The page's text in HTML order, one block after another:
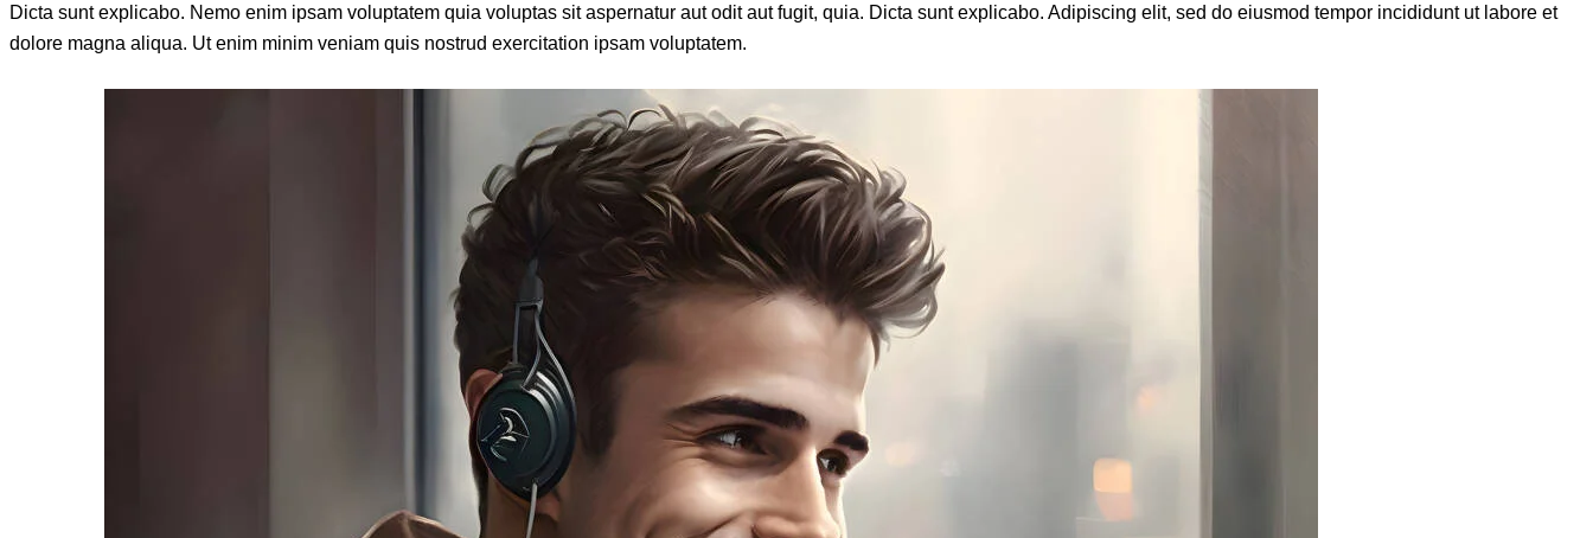
Dicta sunt explicabo. Nemo enim ipsam voluptatem quia voluptas sit aspernatur aut odit aut fugit, quia. Dicta sunt explicabo. Adipiscing elit, sed do eiusmod tempor incididunt ut labore et
dolore magna aliqua. Ut enim minim veniam quis nostrud exercitation ipsam voluptatem.